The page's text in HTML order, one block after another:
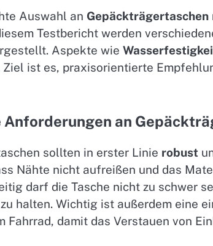
Auswahl an Gepäckträgertaschen
Testbericht werden
Aspekte wie
Ziel ist es, praxisorientierte
an
sollten in erster Linie robust
Nähte nicht aufreißen und das
darf die Tasche nicht zu schwer
halten. Wichtig ist außerdem eine
Fahrrad, damit das Verstauen von